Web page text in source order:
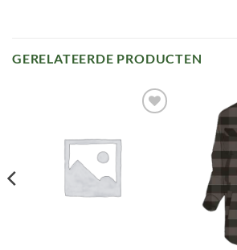
GERELATEERDE PRODUCTEN